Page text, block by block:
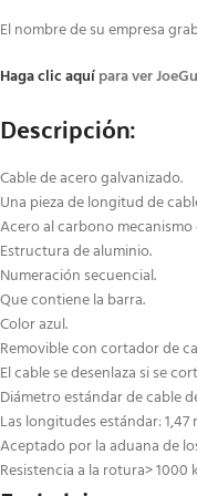
El nombre de su empresa
Haga clic aquípara ver
Descripción:
Cable de acero galvanizado.
Una pieza de longitud de
Acero al carbono
Estructura de aluminio.
Numeración secuencial.
Que contiene la barra.
Color azul.
Removible con cortador de
El cable se desenlaza si se
Diámetro estándar de cable
Las longitudes estándar: 1,47
Aceptado por la aduana de
Resistencia a la rotura> 1000